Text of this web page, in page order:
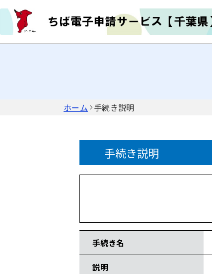
ホーム 手続き説明
手続き説明
手続き名
説明